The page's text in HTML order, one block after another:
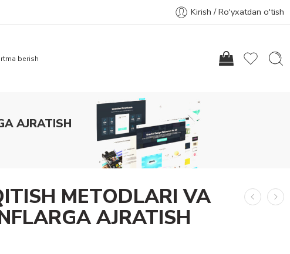
Kirish / Ro'yxatdan o'tish
berish
AJRATISH
METODLARI VA
AJRATISH